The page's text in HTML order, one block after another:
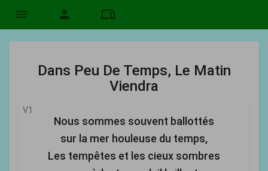
menu person devices
Dans Peu De Temps, Le Matin
Viendra
V1
Nous sommes souvent ballottés
sur la mer houleuse du temps,
Les tempêtes et les cieux sombres